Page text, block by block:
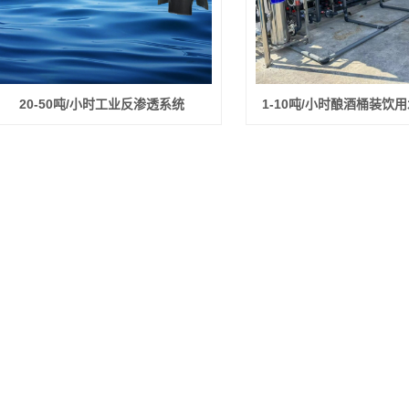
20-50吨/小时工业反渗透系统 1-10吨/小时酿酒桶装饮